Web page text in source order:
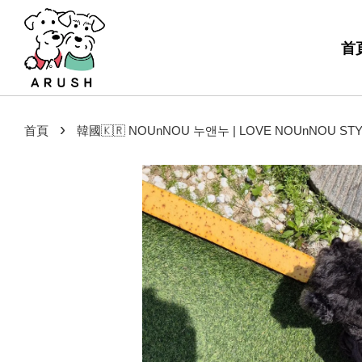
首
首頁 › 韓國🇰🇷 NOUnNOU 누앤누 | LOVE NOUnNOU